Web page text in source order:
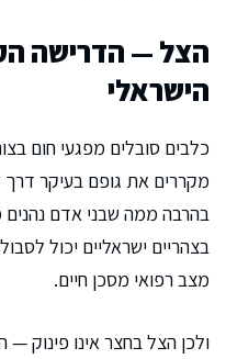
הצל — הדרישה
הישראלי
כלבים סובלים מפגעי חום
בהרבה ממה שבני אדם
בצהריים ישראליים יכול
מצב רפואי מסכן חיים.
ולכן הצל בחצר אינו פינוק